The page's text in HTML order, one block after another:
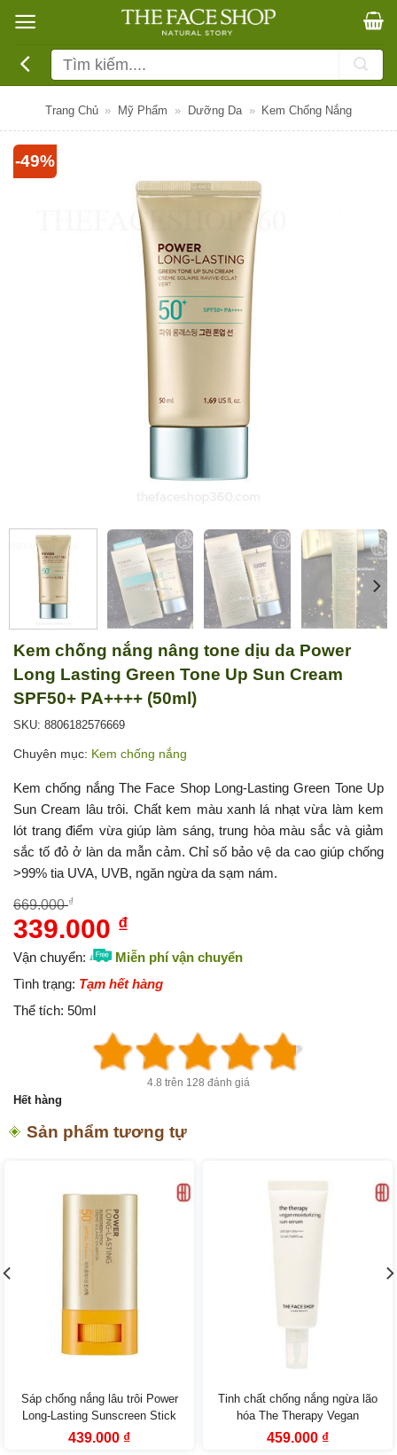
qua
dung
Tìm
kiếm:
Trang Chủ » Mỹ Phẩm » Dưỡng Da » Kem Chống Nắng
-49%
Kem chống nắng nâng tone dịu da Power
Long Lasting Green Tone Up Sun Cream
SPF50+ PA++++ (50ml)
SKU: 8806182576669
Chuyên mục: Kem chống nắng
Kem chống nắng The Face Shop Long-Lasting Green Tone Up
Sun Cream lâu trôi. Chất kem màu xanh lá nhạt vừa làm kem
lót trang điểm vừa giúp làm sáng, trung hòa màu sắc và giảm
sắc tố đỏ ở làn da mẫn cảm. Chỉ số bảo vệ da cao giúp chống
>99% tia UVA, UVB, ngăn ngừa da sạm nám.
669.000₫
Giá
là:
669.000 ₫.
339.000 ₫
hiện
là:
Vận chuyển:
Miễn phí vận chuyển
Tình trạng: Tạm hết hàng
Thể tích: 50ml
4.8 trên 128 đánh giá
Hết hàng
Sản phẩm tương tự
Sáp chống nắng lâu trôi Power
Long-Lasting Sunscreen Stick
SPF50+ PA++++ The Face Shop
Giá
439.000 ₫Giá
Tinh chất chống nắng ngừa lão
hóa The Therapy Vegan
Moisturizing Sun Serum SPF
Giá
459.000 ₫Giá